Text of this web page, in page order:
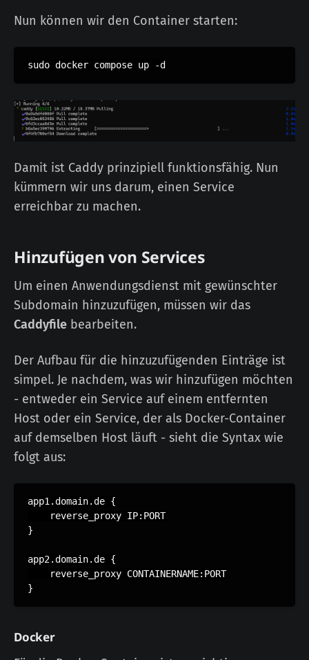
Nun können wir den Container starten:
Damit ist Caddy prinzipiell funktionsfähig. Nun
kümmern wir uns darum, einen Service
erreichbar zu machen.
Hinzufügen von Services
Um einen Anwendungsdienst mit gewünschter
Subdomain hinzuzufügen, müssen wir das
Caddyfile bearbeiten.
Der Aufbau für die hinzuzufügenden Einträge ist
simpel. Je nachdem, was wir hinzufügen möchten
- entweder ein Service auf einem entfernten
Host oder ein Service, der als Docker-Container
auf demselben Host läuft - sieht die Syntax wie
folgt aus:
app1.domain.de {
    reverse_proxy IP:PORT
}
app2.domain.de {
    reverse_proxy CONTAINERNAME:PORT
Docker